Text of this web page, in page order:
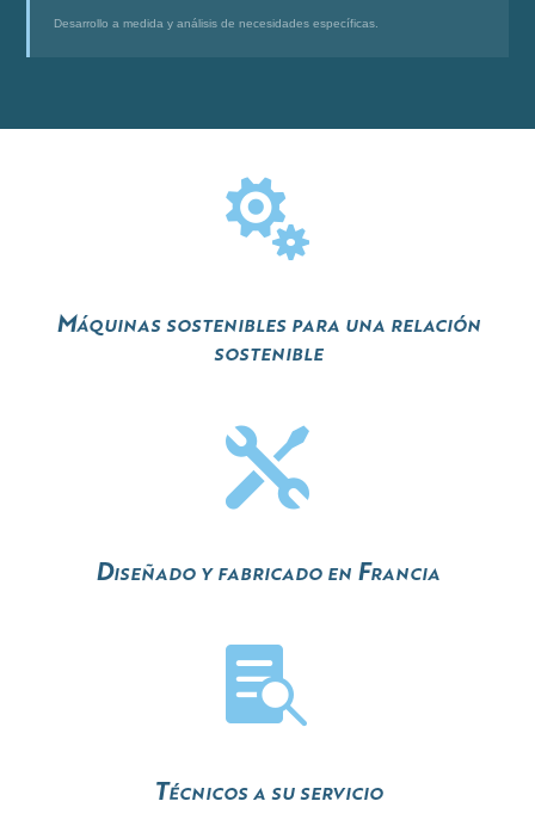
Desarrollo a medida y análisis de necesidades específicas.

Máquinas sostenibles para una relación
sostenible

Diseñado y fabricado en Francia

Técnicos a su servicio